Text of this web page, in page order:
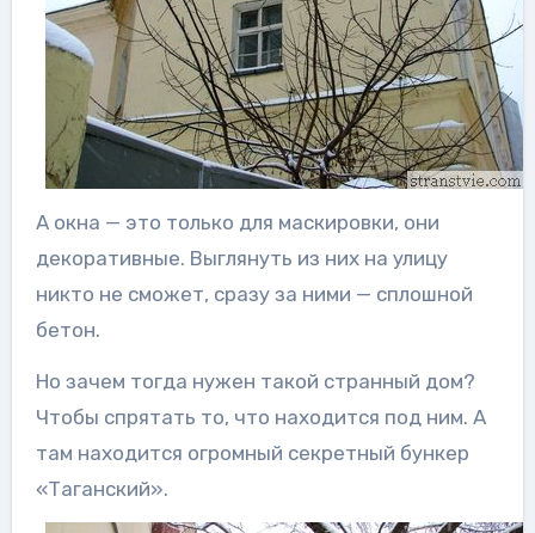
А окна — это только для маскировки, они
декоративные. Выглянуть из них на улицу
никто не сможет, сразу за ними — сплошной
бетон.
Но зачем тогда нужен такой странный дом?
Чтобы спрятать то, что находится под ним. А
там находится огромный секретный бункер
«Таганский».